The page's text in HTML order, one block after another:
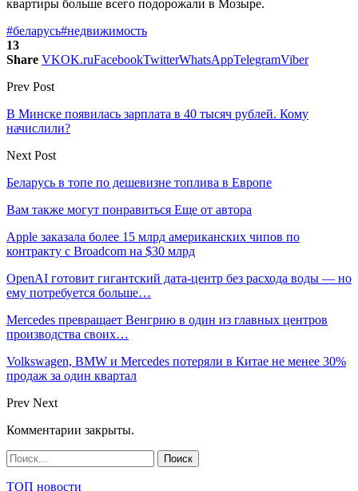
квартиры больше всего подорожали в Мозыре.
#беларусь#недвижимость
13
Share VKOK.ruFacebookTwitterWhatsAppTelegramViber
Prev Post
В Минске появилась зарплата в 40 тысяч рублей. Кому
начислили?
Next Post
Беларусь в топе по дешевизне топлива в Европе
Вам также могут понравиться Еще от автора
Apple заказала более 15 млрд американских чипов по
контракту с Broadcom на $30 млрд
OpenAI готовит гигантский дата-центр без расхода воды — но
ему потребуется больше…
Mercedes превращает Венгрию в один из главных центров
производства своих…
Volkswagen, BMW и Mercedes потеряли в Китае не менее 30%
продаж за один квартал
Prev Next
Комментарии закрыты.
ТОП новости